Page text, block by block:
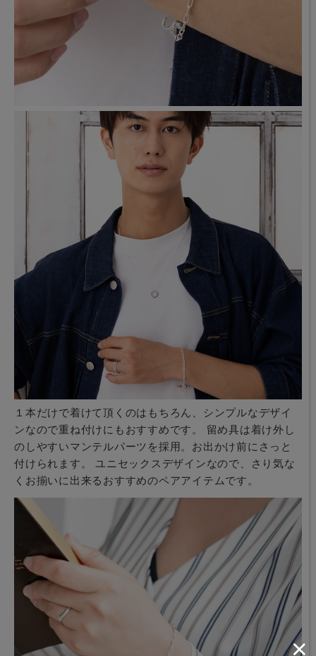
１本だけで着けて頂くのはもちろん、シンプルなデザイ
ンなので重ね付けにもおすすめです。 留め具は着け外し
のしやすいマンテルパーツを採用。お出かけ前にさっと
付けられます。 ユニセックスデザインなので、さり気な
くお揃いに出来るおすすめのペアアイテムです。